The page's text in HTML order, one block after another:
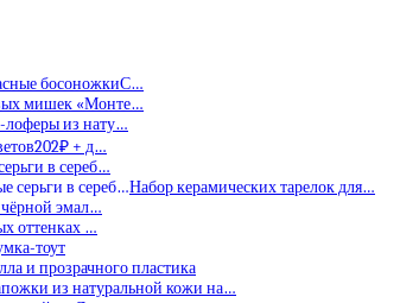
босоножкиС…
мишек «Монте…
лоферы из нату…
+ д…
в сереб…
Набор керамических тарелок для…
эмал…
оттенках …
тоут
и прозрачного пластика
из натуральной кожи на…